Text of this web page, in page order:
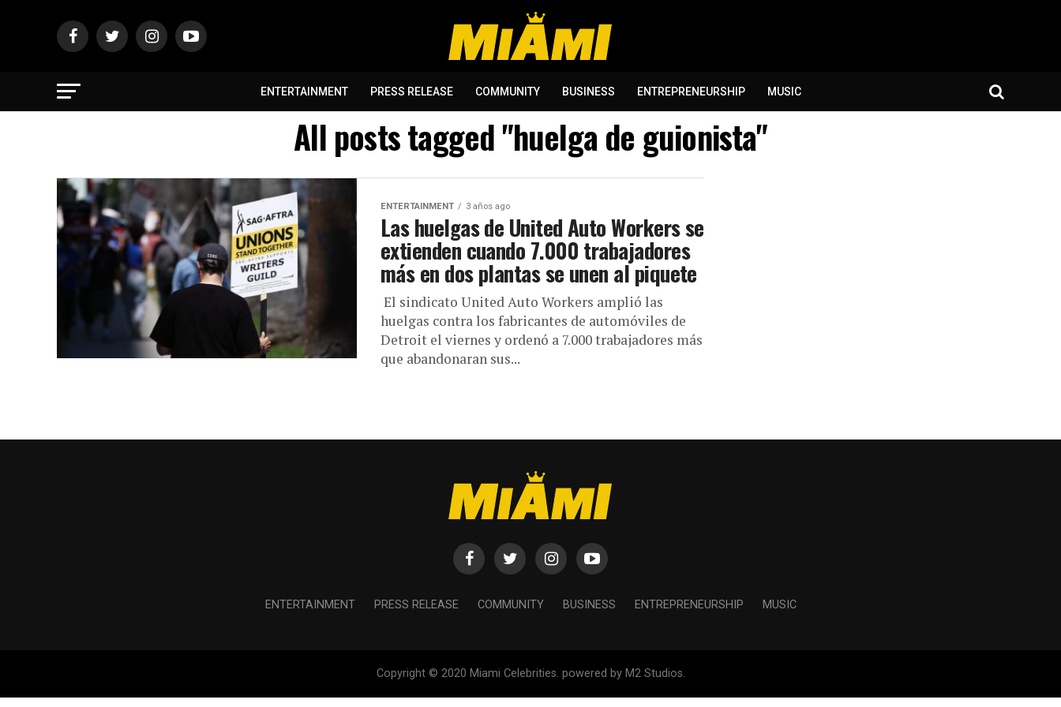
ENTERTAINMENT PRESS RELEASE COMMUNITY BUSINESS ENTREPRENEURSHIP MUSIC
All posts tagged "huelga de guionista"
ENTERTAINMENT 3 años ago
Las huelgas de United Auto Workers se
extienden cuando 7.000 trabajadores
más en dos plantas se unen al piquete
El sindicato United Auto Workers amplió las
huelgas contra los fabricantes de automóviles de
Detroit el viernes y ordenó a 7.000 trabajadores más
que abandonaran sus...
ENTERTAINMENT PRESS RELEASE COMMUNITY BUSINESS ENTREPRENEURSHIP MUSIC
Copyright © 2020 Miami Celebrities. powered by M2 Studios.